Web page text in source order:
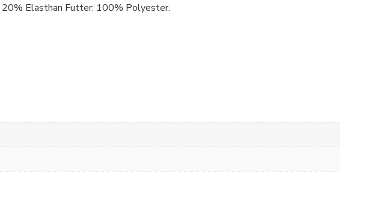
Elasthan Futter: 100% Polyester.